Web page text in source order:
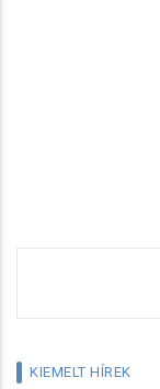
KIEMELT HÍREK